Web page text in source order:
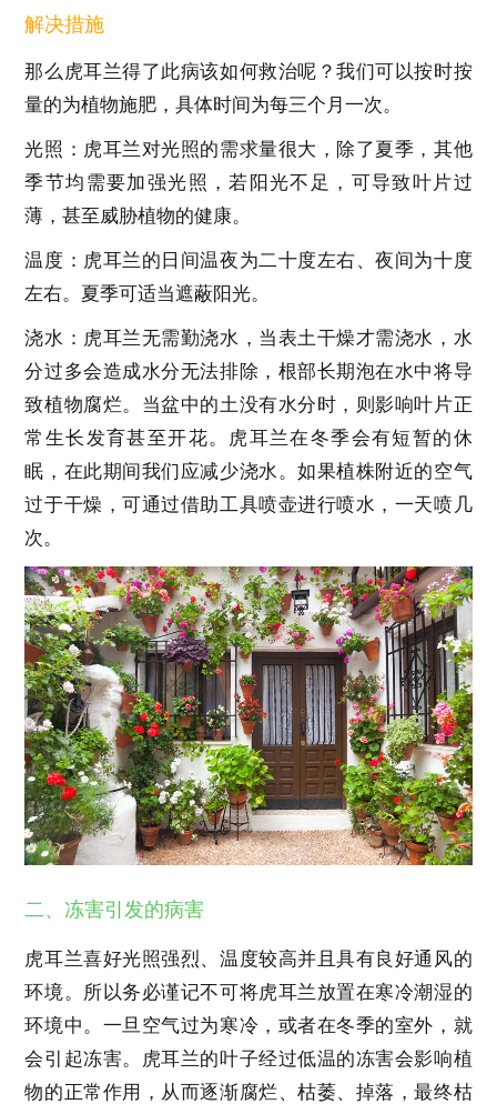
解决措施
那么虎耳兰得了此病该如何救治呢？我们可以按时按
量的为植物施肥，具体时间为每三个月一次。
光照：虎耳兰对光照的需求量很大，除了夏季，其他
季节均需要加强光照，若阳光不足，可导致叶片过
薄，甚至威胁植物的健康。
温度：虎耳兰的日间温夜为二十度左右、夜间为十度
左右。夏季可适当遮蔽阳光。
浇水：虎耳兰无需勤浇水，当表土干燥才需浇水，水
分过多会造成水分无法排除，根部长期泡在水中将导
致植物腐烂。当盆中的土没有水分时，则影响叶片正
常生长发育甚至开花。虎耳兰在冬季会有短暂的休
眠，在此期间我们应减少浇水。如果植株附近的空气
过于干燥，可通过借助工具喷壶进行喷水，一天喷几
次。
二、冻害引发的病害
虎耳兰喜好光照强烈、温度较高并且具有良好通风的
环境。所以务必谨记不可将虎耳兰放置在寒冷潮湿的
环境中。一旦空气过为寒冷，或者在冬季的室外，就
会引起冻害。虎耳兰的叶子经过低温的冻害会影响植
物的正常作用，从而逐渐腐烂、枯萎、掉落，最终枯